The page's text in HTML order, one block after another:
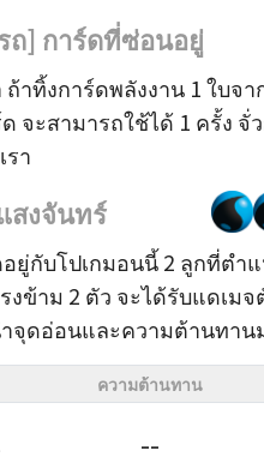
ถ] การ์ดที่ซ่อนอยู่
ถ้าทิ้งการ์ดพลังงาน 1 ใบจ
จะสามารถใช้ได้ 1 ครั้ง จั่
รา
สงจันทร์
ยู่กับโปเกมอนนี้ 2 ลูกที่ตำ
งข้าม 2 ตัว จะได้รับแดเมจ
จุดอ่อนและความต้านทาน
ความต้านทาน
--